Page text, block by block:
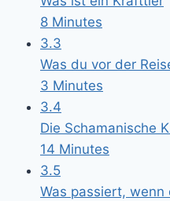
8 Minutes
3.3
Was du vor der
3 Minutes
3.4
Die Schamanische
14 Minutes
3.5
Was passiert,